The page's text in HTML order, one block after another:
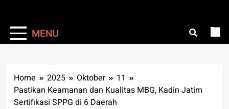
MENU
Home 2025 Oktober
11
Pastikan Keamanan dan Kualitas MBG, Kadin Jatim
Sertifikasi SPPG di 6 Daerah